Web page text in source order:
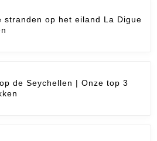
stranden op het eiland La Digue
de Seychellen | Onze top 3